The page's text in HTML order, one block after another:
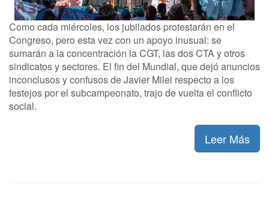
Como cada miércoles, los jubilados protestarán en el
Congreso, pero esta vez con un apoyo inusual: se
sumarán a la concentración la CGT, las dos CTA y otros
sindicatos y sectores. El fin del Mundial, que dejó anuncios
inconclusos y confusos de Javier Milei respecto a los
festejos por el subcampeonato, trajo de vuelta el conflicto
social.
Leer Más